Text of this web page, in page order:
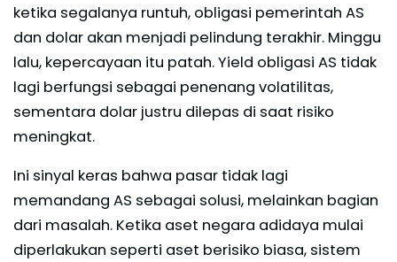
ketika segalanya runtuh, obligasi pemerintah AS
dan dolar akan menjadi pelindung terakhir. Minggu
lalu, kepercayaan itu patah. Yield obligasi AS tidak
lagi berfungsi sebagai penenang volatilitas,
sementara dolar justru dilepas di saat risiko
meningkat.
Ini sinyal keras bahwa pasar tidak lagi
memandang AS sebagai solusi, melainkan bagian
dari masalah. Ketika aset negara adidaya mulai
diperlakukan seperti aset berisiko biasa, sistem